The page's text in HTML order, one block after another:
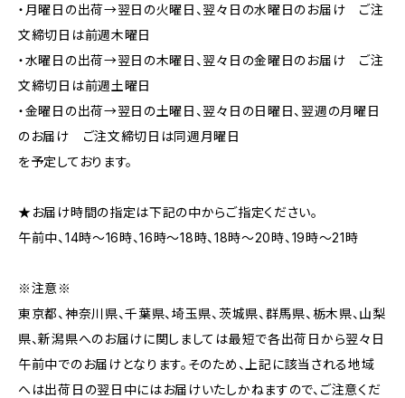
・月曜日の出荷→翌日の火曜日、翌々日の水曜日のお届け ご注
文締切日は前週木曜日
・水曜日の出荷→翌日の木曜日、翌々日の金曜日のお届け ご注
文締切日は前週土曜日
・金曜日の出荷→翌日の土曜日、翌々日の日曜日、翌週の月曜日
のお届け ご注文締切日は同週月曜日
を予定しております。
★お届け時間の指定は下記の中からご指定ください。
午前中、14時〜16時、16時〜18時、18時〜20時、19時〜21時
※注意※
東京都、神奈川県、千葉県、埼玉県、茨城県、群馬県、栃木県、山梨
県、新潟県へのお届けに関しましては最短で各出荷日から翌々日
午前中でのお届けとなります。そのため、上記に該当される地域
へは出荷日の翌日中にはお届けいたしかねますので、ご注意くだ